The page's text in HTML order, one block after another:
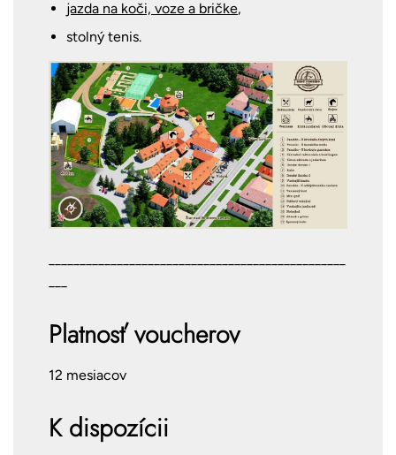
jazda na koči, voze a bričke,
stolný tenis.
Platnosť voucherov
12 mesiacov
K dispozícii